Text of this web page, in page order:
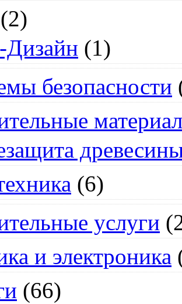
(2)
Дизайн (1)
безопасности
(6)
услуги
и электроника
(66)